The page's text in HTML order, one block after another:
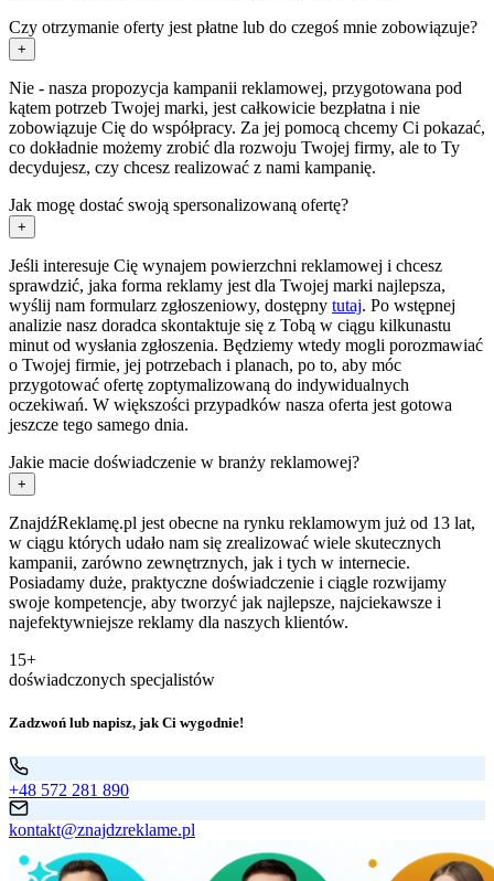
Czy otrzymanie oferty jest płatne lub do czegoś mnie zobowiązuje?
+
Nie - nasza propozycja kampanii reklamowej, przygotowana pod
kątem potrzeb Twojej marki, jest całkowicie bezpłatna i nie
zobowiązuje Cię do współpracy. Za jej pomocą chcemy Ci pokazać,
co dokładnie możemy zrobić dla rozwoju Twojej firmy, ale to Ty
decydujesz, czy chcesz realizować z nami kampanię.
Jak mogę dostać swoją spersonalizowaną ofertę?
+
Jeśli interesuje Cię wynajem powierzchni reklamowej i chcesz
sprawdzić, jaka forma reklamy jest dla Twojej marki najlepsza,
wyślij nam formularz zgłoszeniowy, dostępny tutaj. Po wstępnej
analizie nasz doradca skontaktuje się z Tobą w ciągu kilkunastu
minut od wysłania zgłoszenia. Będziemy wtedy mogli porozmawiać
o Twojej firmie, jej potrzebach i planach, po to, aby móc
przygotować ofertę zoptymalizowaną do indywidualnych
oczekiwań. W większości przypadków nasza oferta jest gotowa
jeszcze tego samego dnia.
Jakie macie doświadczenie w branży reklamowej?
+
ZnajdźReklamę.pl jest obecne na rynku reklamowym już od 13 lat,
w ciągu których udało nam się zrealizować wiele skutecznych
kampanii, zarówno zewnętrznych, jak i tych w internecie.
Posiadamy duże, praktyczne doświadczenie i ciągle rozwijamy
swoje kompetencje, aby tworzyć jak najlepsze, najciekawsze i
najefektywniejsze reklamy dla naszych klientów.
15+
doświadczonych specjalistów
Zadzwoń lub napisz, jak Ci wygodnie!
+48 572 281 890
kontakt@znajdzreklame.pl